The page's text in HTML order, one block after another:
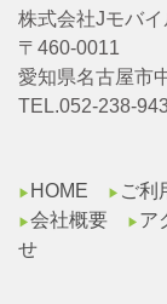
株式会社Jモバイ
〒460-0011
愛知県名古屋市
TEL.052-238-
▶︎ HOME ▶︎ ご利
▶︎会社概要 ▶︎ ア
せ